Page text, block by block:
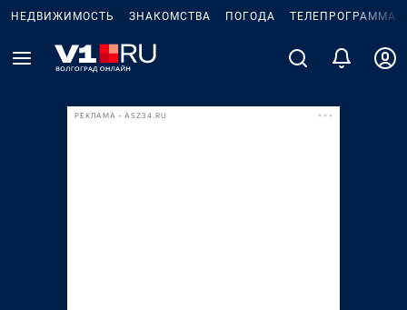
НЕДВИЖИМОСТЬ ЗНАКОМСТВА ПОГОДА ТЕЛЕПРОГРАММА
РЕКЛАМА • ASZ34.RU